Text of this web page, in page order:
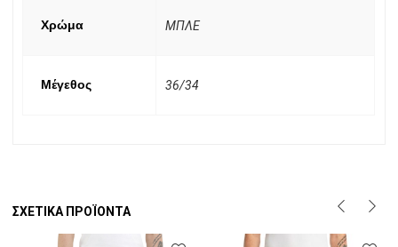
Χρώμα ΜΠΛΕ
Μέγεθος 36/34
ΣΧΕΤΙΚΆ ΠΡΟΪΌΝΤΑ